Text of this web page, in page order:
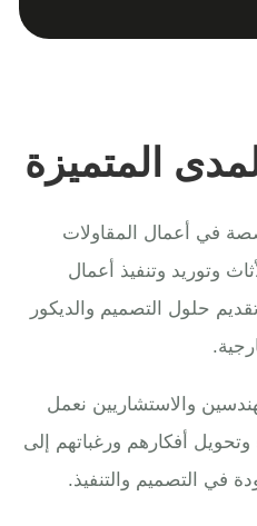
المتميزة
في أعمال المقاولات
وتوريد وتنفيذ أعمال
حلول التصميم والديكور
والاستشاريين نعمل
أفكارهم ورغباتهم إلى
في التصميم والتنفيذ.